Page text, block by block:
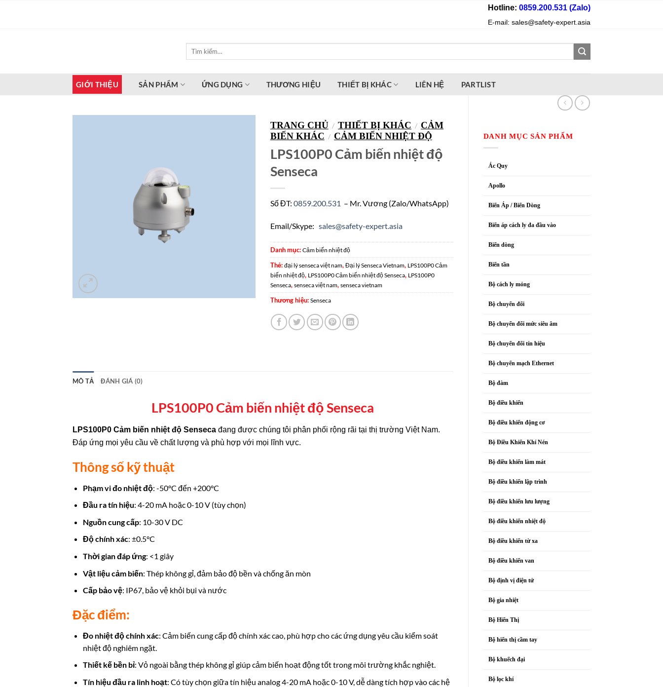
Hotline: 0859.200.531 (Zalo)
E-mail: sales@safety-expert.asia
GIỚI THIỆU SẢN PHẨM ỨNG DỤNG THƯƠNG HIỆU THIẾT BỊ KHÁC LIÊN HỆ PARTLIST
DANH MỤC SẢN PHẨM
Ác Quy
Apollo
Biến Áp / Biến Dòng
Biến áp cách ly đa đầu vào
Biến dòng
Biến tần
Bộ cách ly mỏng
Bộ chuyển đổi
Bộ chuyển đổi mức siêu âm
Bộ chuyển đổi tín hiệu
Bộ chuyển mạch Ethernet
Bộ đàm
Bộ điều khiển
Bộ điều khiển động cơ
Bộ Điều Khiển Khí Nén
Bộ điều khiển làm mát
Bộ điều khiển lập trình
Bộ điều khiển lưu lượng
Bộ điều khiển nhiệt độ
Bộ điều khiển từ xa
Bộ điều khiển van
Bộ định vị điện tử
Bộ gia nhiệt
Bộ Hiển Thị
Bộ hiển thị cầm tay
Bộ khuếch đại
Bộ lọc khí
TRANG CHỦ / THIẾT BỊ KHÁC / CẢM
BIẾN KHÁC / CẢM BIẾN NHIỆT ĐỘ
LPS100P0 Cảm biến nhiệt độ
Senseca
Số ĐT: 0859.200.531 – Mr. Vương (Zalo/WhatsApp)
Email/Skype: sales@safety-expert.asia
Danh mục: Cảm biến nhiệt độ
Thẻ: đại lý senseca việt nam, Đại lý Senseca Vietnam, LPS100P0 Cảm
biến nhiệt độ, LPS100P0 Cảm biến nhiệt độ Senseca, LPS100P0
Senseca, senseca việt nam, senseca vietnam
Thương hiệu: Senseca
MÔ TẢ ĐÁNH GIÁ (0)
LPS100P0 Cảm biến nhiệt độ Senseca
LPS100P0 Cảm biến nhiệt độ Senseca đang được chúng tôi phân phối rộng rãi tại thị trường Việt Nam.
Đáp ứng mọi yêu cầu về chất lượng và phù hợp với mọi lĩnh vực.
Thông số kỹ thuật
Phạm vi đo nhiệt độ: -50°C đến +200°C
Đầu ra tín hiệu: 4-20 mA hoặc 0-10 V (tùy chọn)
Nguồn cung cấp: 10-30 V DC
Độ chính xác: ±0.5°C
Thời gian đáp ứng: <1 giây
Vật liệu cảm biến: Thép không gỉ, đảm bảo độ bền và chống ăn mòn
Cấp bảo vệ: IP67, bảo vệ khỏi bụi và nước
Đặc điểm:
Đo nhiệt độ chính xác: Cảm biến cung cấp độ chính xác cao, phù hợp cho các ứng dụng yêu cầu kiểm soát
nhiệt độ nghiêm ngặt.
Thiết kế bền bỉ: Vỏ ngoài bằng thép không gỉ giúp cảm biến hoạt động tốt trong môi trường khắc nghiệt.
Tín hiệu đầu ra linh hoạt: Có tùy chọn giữa tín hiệu analog 4-20 mA hoặc 0-10 V, dễ dàng tích hợp vào các hệ